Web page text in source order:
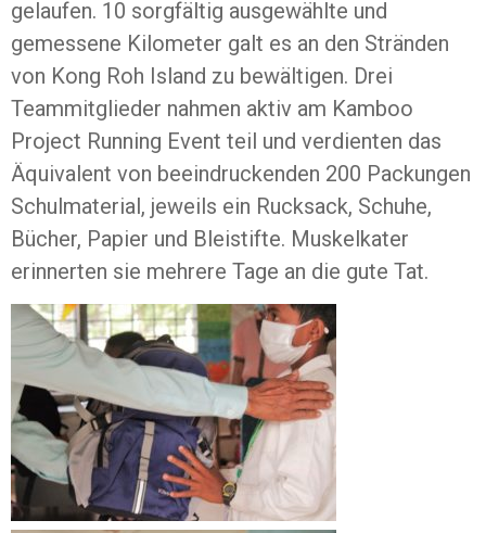
gelaufen. 10 sorgfältig ausgewählte und
gemessene Kilometer galt es an den Stränden
von Kong Roh Island zu bewältigen. Drei
Teammitglieder nahmen aktiv am Kamboo
Project Running Event teil und verdienten das
Äquivalent von beeindruckenden 200 Packungen
Schulmaterial, jeweils ein Rucksack, Schuhe,
Bücher, Papier und Bleistifte. Muskelkater
erinnerten sie mehrere Tage an die gute Tat.